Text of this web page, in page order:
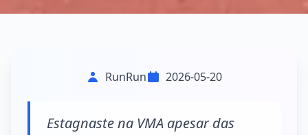
RunRun 2026-05-20
Estagnaste na VMA apesar das